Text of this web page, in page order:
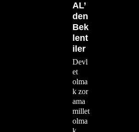
AL’
den
Bek
lent
iler
Devl
et
olma
k zor
ama
millet
olma